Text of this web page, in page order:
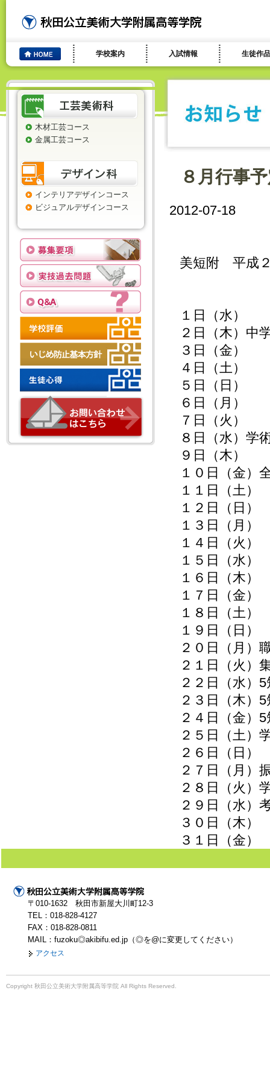
学校案内 入試情報 生徒作品
木材工芸コース
金属工芸コース
インテリアデザインコース
ビジュアルデザインコース
８月行事
2012-07-18
美短附 平成
１日（水）
２日（木）中
３日（金）
４日（土）
５日（日）
６日（月）
７日（火）
８日（水）学
９日（木）
１０日（金）
１１日（土）
１２日（日）
１３日（月）
１４日（火）
１５日（水）
１６日（木）
１７日（金）
１８日（土）
１９日（日）
２０日（月）
２１日（火）
２２日（水）
２３日（木）
２４日（金）
２５日（土
２６日（日）
２７日（月）
２８日（火）
２９日（水）
３０日（木）
３１日（金）
〒010-1632 秋田市新屋大川町12-3
TEL：018-828-4127
FAX：018-828-0811
MAIL：fuzoku◎akibifu.ed.jp（◎を@に変更してください）
アクセス
Copyright 秋田公立美術大学附属高等学院 All Rights Reserved.